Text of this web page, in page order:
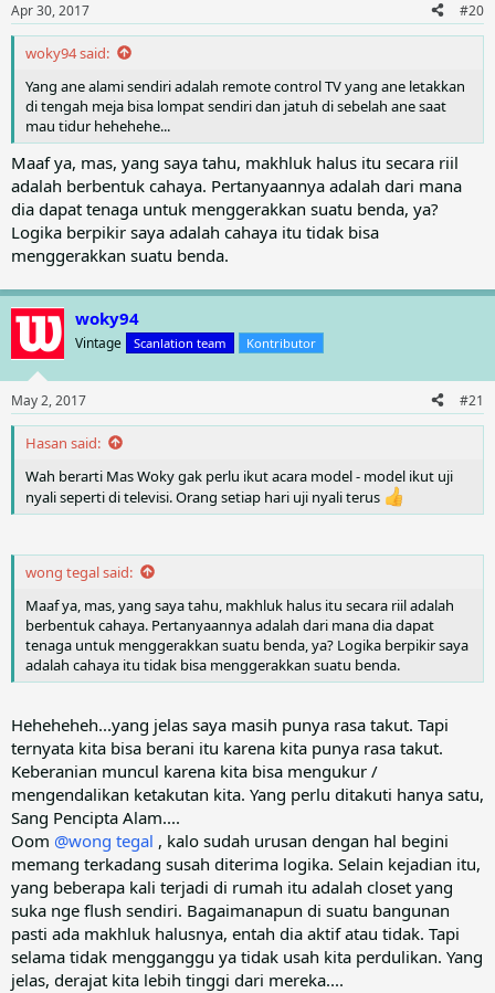
menghadap langsung ke kota Semarang, sehingga bila malam
benar-benar menyajikan pemandangan indah dari kota
Semarang....
s
:
Apr 30, 2017 #20
woky94 said:
Yang ane alami sendiri adalah remote control TV yang ane letakkan
di tengah meja bisa lompat sendiri dan jatuh di sebelah ane saat
mau tidur hehehehe...
Maaf ya, mas, yang saya tahu, makhluk halus itu secara riil
adalah berbentuk cahaya. Pertanyaannya adalah dari mana
dia dapat tenaga untuk menggerakkan suatu benda, ya?
Logika berpikir saya adalah cahaya itu tidak bisa
menggerakkan suatu benda.
woky94
Vintage Scanlation team Kontributor
May 2, 2017 #21
Hasan said:
Wah berarti Mas Woky gak perlu ikut acara model - model ikut uji
nyali seperti di televisi. Orang setiap hari uji nyali terus
wong tegal said:
Maaf ya, mas, yang saya tahu, makhluk halus itu secara riil adalah
berbentuk cahaya. Pertanyaannya adalah dari mana dia dapat
tenaga untuk menggerakkan suatu benda, ya? Logika berpikir saya
adalah cahaya itu tidak bisa menggerakkan suatu benda.
Heheheheh...yang jelas saya masih punya rasa takut. Tapi
ternyata kita bisa berani itu karena kita punya rasa takut.
Keberanian muncul karena kita bisa mengukur /
mengendalikan ketakutan kita. Yang perlu ditakuti hanya satu,
Sang Pencipta Alam....
Oom @wong tegal , kalo sudah urusan dengan hal begini
memang terkadang susah diterima logika. Selain kejadian itu,
yang beberapa kali terjadi di rumah itu adalah closet yang
suka nge flush sendiri. Bagaimanapun di suatu bangunan
pasti ada makhluk halusnya, entah dia aktif atau tidak. Tapi
selama tidak mengganggu ya tidak usah kita perdulikan. Yang
jelas, derajat kita lebih tinggi dari mereka....